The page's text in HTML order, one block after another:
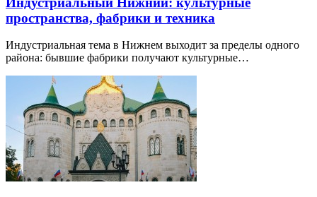
пространства, фабрики и техника
Индустриальная тема в Нижнем выходит за пределы одного
района: бывшие фабрики получают культурные…